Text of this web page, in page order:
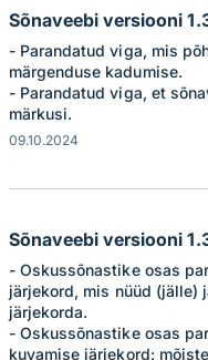
Sõnaveebi versiooni
- Parandatud viga, mis
märgenduse kadumise.
- Parandatud viga, et
märkusi.
09.10.2024
Sõnaveebi versiooni
- Oskussõnastike osas
järjekord, mis nüüd (jälle)
järjekorda.
- Oskussõnastike osas
kuvamise järjekord: